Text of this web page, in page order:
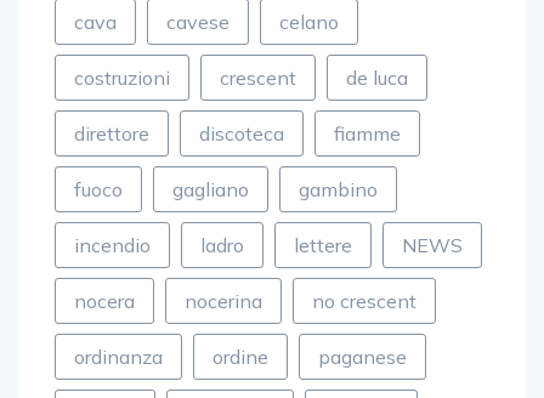
cava cavese celano
costruzioni crescent de luca
direttore discoteca fiamme
fuoco gagliano gambino
incendio ladro lettere NEWS
nocera nocerina no crescent
ordinanza ordine paganese